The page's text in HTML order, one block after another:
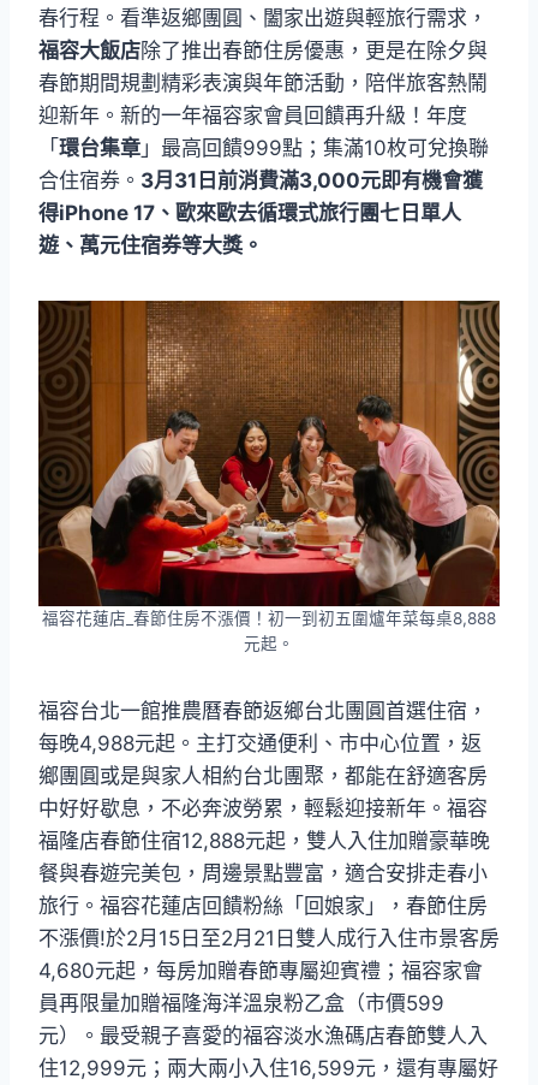
春行程。看準返鄉團圓、闔家出遊與輕旅行需求，
福容大飯店除了推出春節住房優惠，更是在除夕與
春節期間規劃精彩表演與年節活動，陪伴旅客熱鬧
迎新年。新的一年福容家會員回饋再升級！年度
「 環台集章 」最高回饋999點；集滿10枚可兌換聯
合住宿券。 3月31日前消費滿3,000元即有機會獲
得iPhone 17、歐來歐去循環式旅行團七日單人
遊、萬元住宿券等大獎。
福容花蓮店_春節住房不漲價！初一到初五圍爐年菜每桌8,888
元起。
福容台北一館推農曆春節返鄉台北團圓首選住宿，
每晚4,988元起。主打交通便利、市中心位置，返
鄉團圓或是與家人相約台北團聚，都能在舒適客房
中好好歇息，不必奔波勞累，輕鬆迎接新年。福容
福隆店春節住宿12,888元起，雙人入住加贈豪華晚
餐與春遊完美包，周邊景點豐富，適合安排走春小
旅行。福容花蓮店回饋粉絲「回娘家」，春節住房
不漲價!於2月15日至2月21日雙人成行入住市景客房
4,680元起，每房加贈春節專屬迎賓禮；福容家會
員再限量加贈福隆海洋溫泉粉乙盒（市價599
元）。最受親子喜愛的福容淡水漁碼店春節雙人入
住12,999元；兩大兩小入住16,599元，還有專屬好